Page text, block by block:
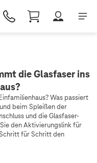
die Glasfaser ins
Was passiert
beim Spleißen der
und die Glasfaser-
den Aktivierungslink für
für Schritt den